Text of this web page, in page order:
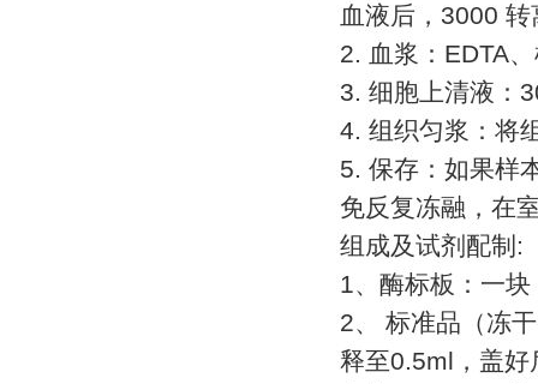
血液后， 3000 转
2. 血浆： EDTA
3. 细胞上清液：
4. 组织匀浆：将
5. 保存：如果样
免反复冻融，在
组成及试剂配制 :
1、酶标板：一块
2、
标准品（冻
释至0.5ml ，盖